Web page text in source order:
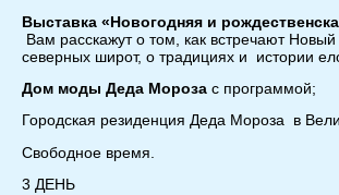
Выставка «Новогодняя и
Вам расскажут о том, как встречают
северных широт, о традициях и истории
Дом моды Деда Мороза с программой;
Городская резиденция Деда Мороза в
Свободное время.
3 ДЕНЬ